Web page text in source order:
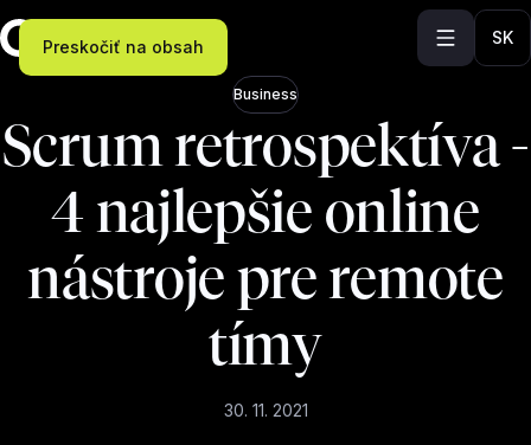
Preskočiť na obsah SK
Business
Scrum retrospektíva -
4 najlepšie online
nástroje pre remote
tímy
30. 11. 2021